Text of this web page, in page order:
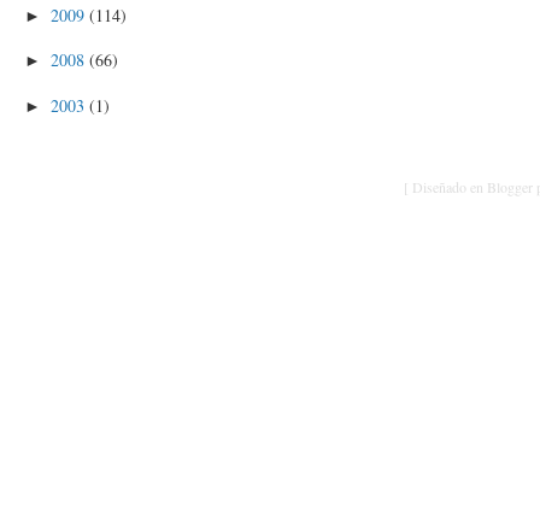
► 2009 (114)
► 2008 (66)
► 2003 (1)
[ Diseñado en Blogger